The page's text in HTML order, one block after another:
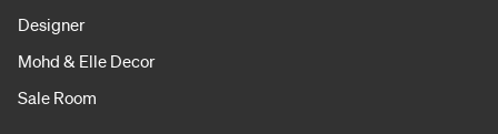
Designer
Mohd & Elle Decor
Sale Room